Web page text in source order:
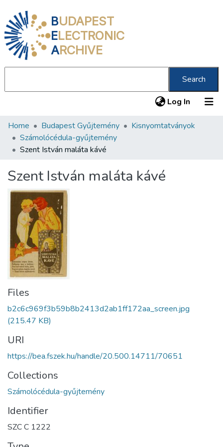
BUDAPEST
ELECTRONIC
ARCHIVE
Search
Log In (current)
Communities & Collections
All of DSpace
About us
Home Budapest Gyűjtemény
Kisnyomtatványok
Számolócédula-gyűjtemény
Szent István maláta kávé
Szent István maláta kávé
Files
b2c6c969f3b59b8b2413d2ab1ff172aa_screen.jpg
(215.47 KB)
URI
https://bea.fszek.hu/handle/20.500.14711/70651
Collections
Számolócédula-gyűjtemény
Identifier
SZC C 1222